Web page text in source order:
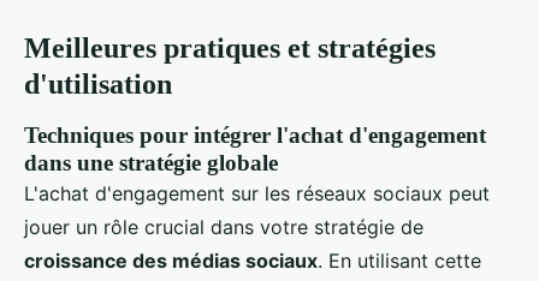
Meilleures pratiques et stratégies
d'utilisation
Techniques pour intégrer l'achat d'engagement
dans une stratégie globale
L'achat d'engagement sur les réseaux sociaux peut
jouer un rôle crucial dans votre stratégie de
croissance des médias sociaux. En utilisant cette